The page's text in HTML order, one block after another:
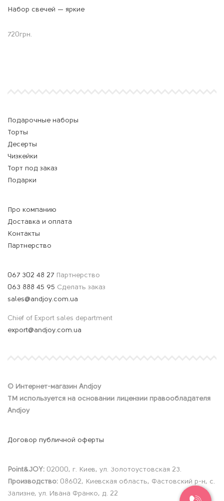
Набор свечей — яркие
720грн.
Подарочные наборы
Торты
Десерты
Чизкейки
Торт под заказ
Подарки
Про компанию
Доставка и оплата
Контакты
Партнерство
067 302 48 27 Партнерство
063 888 45 95 Сделать заказ
sales@andjoy.com.ua
Chief of Export sales department
export@andjoy.com.ua
© Интернет-магазин Andjoy
ТМ используется на основании лицензии правообладателя
Andjoy
Договор публичной оферты
Point&JOY: 02000, г. Киев, ул. Золотоустовская 23.
Производство: 08602, Киевская область, Фастовский р-н, с.
Зализне, ул. Ивана Франко, д. 22